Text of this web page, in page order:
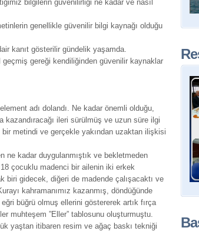
bilgilerin güvenilirliği ne kadar ve nasıl
genellikle güvenilir bilgi kaynağı olduğu
kanıt gösterilir gündelik yaşamda.
geçmiş gereği kendiliğinden güvenilir kaynaklar
adı dolandı. Ne kadar önemli olduğu,
kazandıracağı ileri sürülmüş ve uzun süre ilgi
metindi ve gerçekle yakından uzaktan ilişkisi
ne kadar duygulanmıştık ve bekletmeden
çocuklu madenci bir ailenin iki erkek
biri gidecek, diğeri de madende çalışacaktı ve
kahramanımız kazanmış, döndüğünde
büğrü olmuş ellerini göstererek artık fırça
muhteşem ”Eller” tablosunu oluşturmuştu.
yaştan itibaren resim ve ağaç baskı tekniği